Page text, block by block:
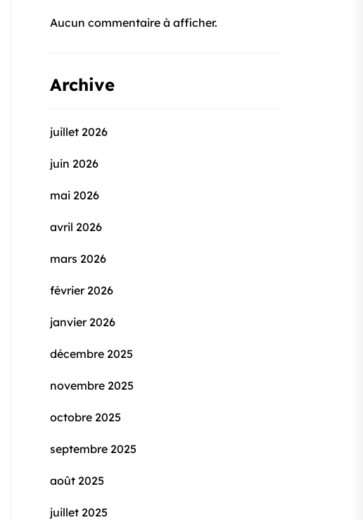
Aucun commentaire à afficher.
Archive
juillet 2026
juin 2026
mai 2026
avril 2026
mars 2026
février 2026
janvier 2026
décembre 2025
novembre 2025
octobre 2025
septembre 2025
août 2025
juillet 2025